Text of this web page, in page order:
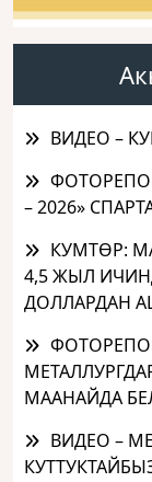
ВИДЕО –
– 2026»
КУМТӨР:
4,5 ЖЫЛ
ДОЛЛАРДАН
МААНАЙДА
ВИДЕО –